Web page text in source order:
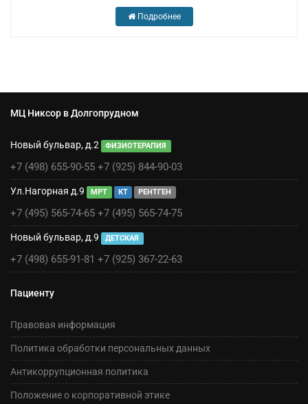
Подробнее
МЦ Никсор в Долгопрудном
Новый бульвар, д.2 ФИЗИОТЕРАПИЯ
+7 (498) 655-90-55 +7 (925) 844-90-03
Ул.Нагорная д.9 МРТ КТ РЕНТГЕН
+7 (495) 565-74-65 +7 (495) 565-74-75
Новый бульвар, д.9 ДЕТСКАЯ
+7 (498) 655-91-81 +7 (925) 367-22-63
Пациенту
Правовая информация
Политика обработки персональных данных
Антикоррупционная политика
Положение о корпоративной этике